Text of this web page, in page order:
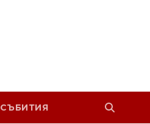
СЪБИТИЯ